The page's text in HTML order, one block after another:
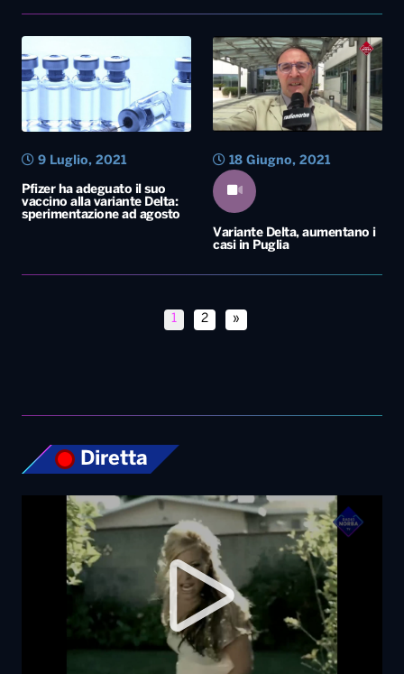
Pfizer ha adeguato il suo
vaccino alla variante Delta:
sperimentazione ad agosto
9 Luglio, 2021
Variante Delta, aumentano i
casi in Puglia
18 Giugno, 2021
1 2 »
Diretta